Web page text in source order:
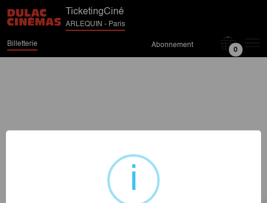
TicketingCiné
ARLEQUIN - Paris
Billetterie Abonnement
0